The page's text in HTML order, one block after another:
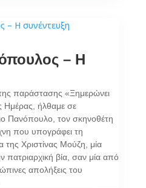
– Η
παράστασης «Ξημερώνει
Ημέρας, ήλθαμε σε
Πανόπουλο, τον σκηνοθέτη
που υπογράφει τη
της Χριστίνας Μούζη, μία
πατριαρχική βία, σαν μία από
απολήξεις του